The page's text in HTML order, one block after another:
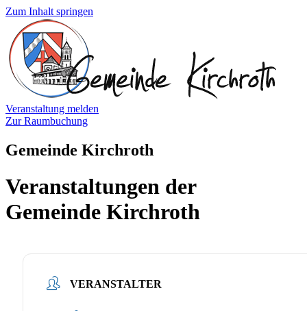
Zum Inhalt springen
Veranstaltung melden
Zur Raumbuchung
Gemeinde Kirchroth
Veranstaltungen der
Gemeinde Kirchroth
VERANSTALTER